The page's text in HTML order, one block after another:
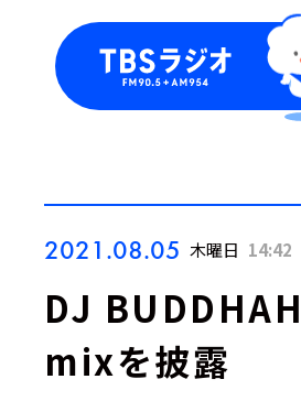
2021.08.05 木曜日 14:42
DJ
mixを披露